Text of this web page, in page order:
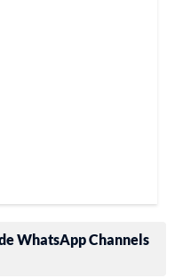
WhatsApp Channels